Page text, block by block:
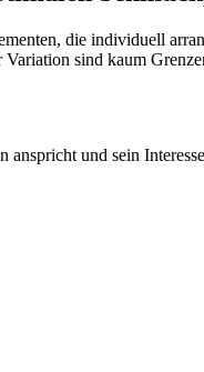
die individuell
sind kaum
und sein